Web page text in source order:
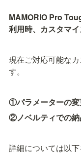
MAMORIO Pro
利用時、カスタマ
現在ご対応可能な
す。
①パラメーターの
②ノベルティでの
詳細については以下